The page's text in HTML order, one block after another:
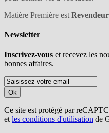
Matière Première est
Newsletter
Inscrivez-vous et recevez les
bonnes affaires.
Ok
Ce site est protégé par
etles conditions d'utilisation de